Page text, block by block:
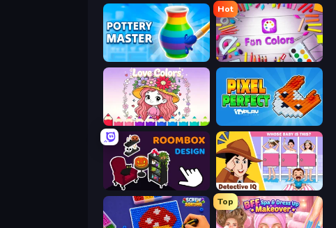
Pottery Master
Hot
Fun Colors
Love Colors
Roombox Design Detective IQ: Brain Games
Top